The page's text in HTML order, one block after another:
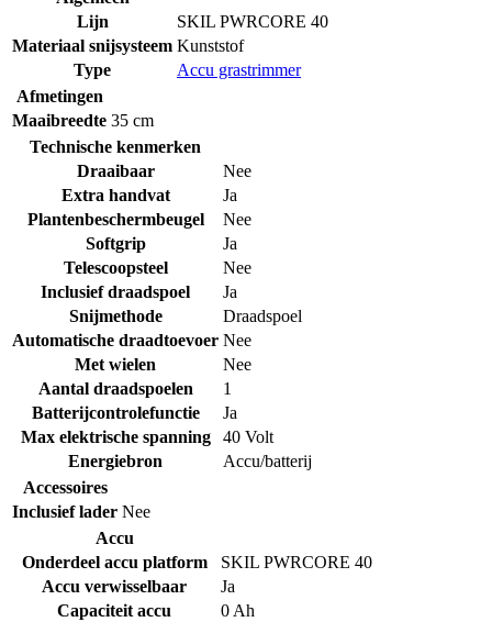
Lijn
SKIL PWRCORE 40
Materiaal snijsysteem Kunststof
Type
Accu grastrimmer
Afmetingen
Maaibreedte 35 cm
Technische kenmerken
Draaibaar
Nee
Extra handvat
Ja
Plantenbeschermbeugel
Nee
Softgrip
Ja
Telescoopsteel
Nee
Inclusief draadspoel
Ja
Snijmethode
Draadspoel
Automatische draadtoevoer Nee
Met wielen
Nee
Aantal draadspoelen
1
Batterijcontrolefunctie
Ja
Max elektrische spanning
40 Volt
Energiebron
Accu/batterij
Accessoires
Inclusief lader Nee
Accu
Onderdeel accu platform
SKIL PWRCORE 40
Accu verwisselbaar
Ja
Capaciteit accu
0 Ah